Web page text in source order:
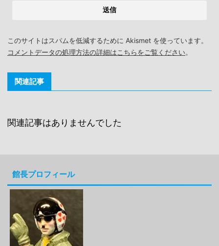
このサイトはスパムを低減するために Akismet を使っています。
コメントデータの処理方法の詳細はこちらをご覧ください。
関連記事
関連記事はありませんでした
館長プロフィール